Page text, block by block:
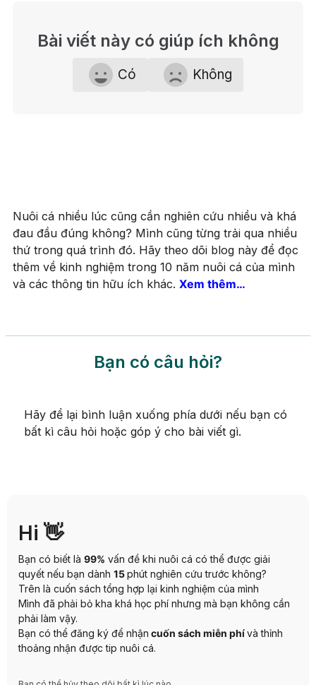
Bài viết này có giúp ích không
Có Không
Nuôi cá nhiều lúc cũng cần nghiên cứu nhiều và khá
đau đầu đúng không? Mình cũng từng trải qua nhiều
thứ trong quá trình đó. Hãy theo dõi blog này để đọc
thêm về kinh nghiệm trong 10 năm nuôi cá của mình
và các thông tin hữu ích khác. Xem thêm…
Bạn có câu hỏi?
Hãy để lại bình luận xuống phía dưới nếu bạn có
bất kì câu hỏi hoặc góp ý cho bài viết gì.
Hi 👋
Bạn có biết là 99% vấn đề khi nuôi cá có thể được giải
quyết nếu bạn dành 15phút nghiên cứu trước không?
Trên là cuốn sách tổng hợp lại kinh nghiệm của mình
Mình đã phải bỏ kha khá học phí nhưng mà bạn không cần
phải làm vậy.
Bạn có thể đăng ký để nhận cuốn sách miễn phívà thỉnh
thoảng nhận được tip nuôi cá.